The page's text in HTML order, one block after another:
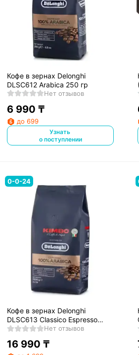
Кофе в зернах Delonghi
DLSC612 Arabica 250 гр
Нет отзывов
6 990 ₸
до 699
Узнать
о поступлении
0-0-24
Кофе в зернах Delonghi
DLSC613 Classico Espresso
1000 гр
Нет отзывов
16 990 ₸